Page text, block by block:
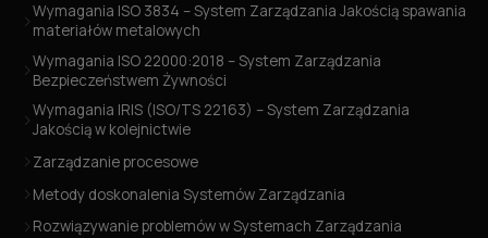
Wymagania ISO 3834 – System Zarządzania Jakością spawania
materiałów metalowych
Wymagania ISO 22000:2018 – System Zarządzania
Bezpieczeństwem Żywności
Wymagania IRIS (ISO/TS 22163) – System Zarządzania
Jakością w kolejnictwie
Zarządzanie procesowe
Metody doskonalenia Systemów Zarządzania
Rozwiązywanie problemów w Systemach Zarządzania